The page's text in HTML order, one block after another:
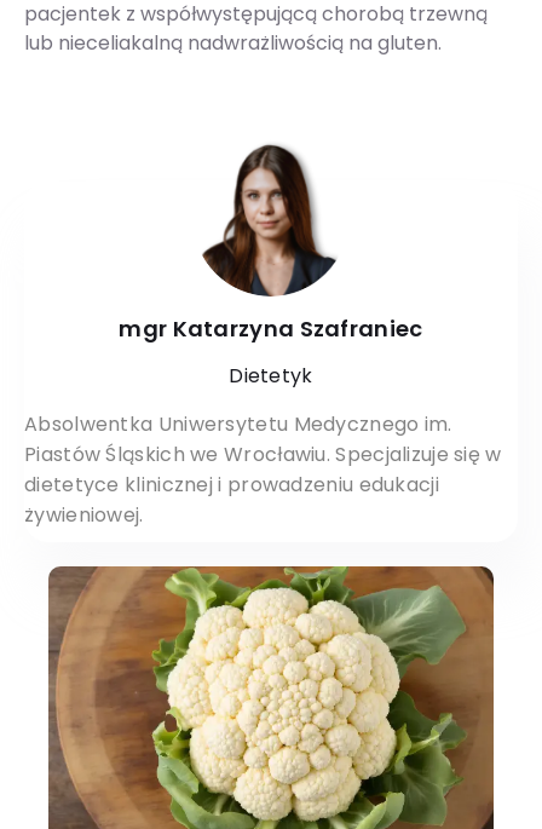
pacjentek z współwystępującą chorobą trzewną
lub nieceliakalną nadwrażliwością na gluten.
mgr Katarzyna Szafraniec
Dietetyk
Absolwentka Uniwersytetu Medycznego im.
Piastów Śląskich we Wrocławiu. Specjalizuje się w
dietetyce klinicznej i prowadzeniu edukacji
żywieniowej.